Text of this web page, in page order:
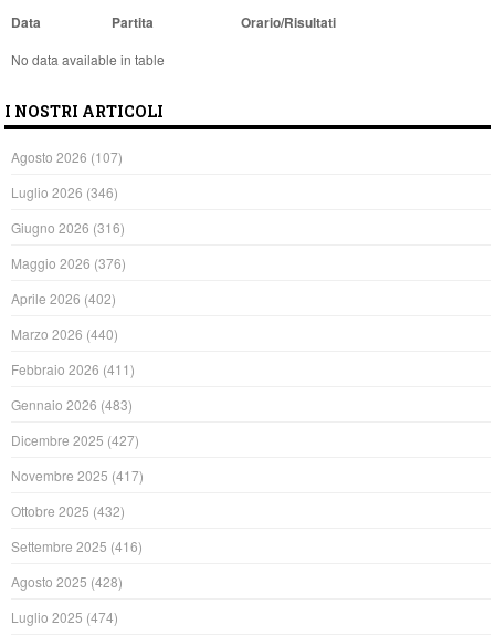
Data Partita Orario/Risultati
No data available in table
I NOSTRI ARTICOLI
Agosto 2026 (107)
Luglio 2026 (346)
Giugno 2026 (316)
Maggio 2026 (376)
Aprile 2026 (402)
Marzo 2026 (440)
Febbraio 2026 (411)
Gennaio 2026 (483)
Dicembre 2025 (427)
Novembre 2025 (417)
Ottobre 2025 (432)
Settembre 2025 (416)
Agosto 2025 (428)
Luglio 2025 (474)